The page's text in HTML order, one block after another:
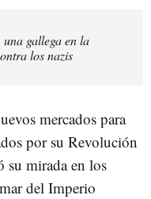
gallega en la
los nazis
mercados para
por su Revolución
su mirada en los
del Imperio